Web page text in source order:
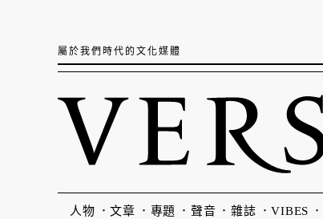
屬於我們時代的文化媒體
人物 文章 專題 聲音 雜誌 VIBES